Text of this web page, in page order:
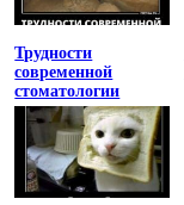
Трудности
современной
стоматологии